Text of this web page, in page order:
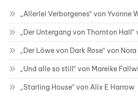
„Allerlei Verborgenes“ von Yvonne
„Der Untergang von Thornton
„Der Löwe von Dark Rose“ von
„Und alle so still“ von Mareike
„Starling House“ von Alix E Harrow